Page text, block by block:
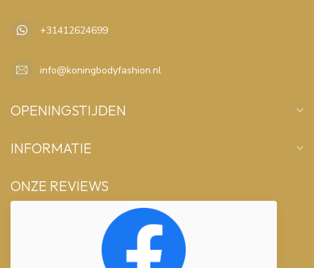
+31412624699
info@koningbodyfashion.nl
OPENINGSTIJDEN
INFORMATIE
ONZE REVIEWS